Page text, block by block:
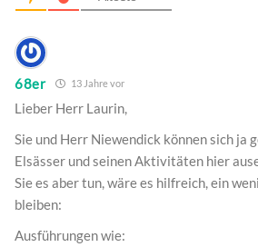
68er 13 Jahre vor
Lieber Herr Laurin,
Sie und Herr Niewendick können sich ja
Elsässer und seinen Aktivitäten hier
Sie es aber tun, wäre es hilfreich, ein
bleiben:
Ausführungen wie: